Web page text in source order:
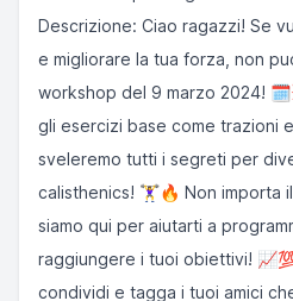
Descrizione: Ciao ragazzi! Se
e migliorare la tua forza, non
workshop del 9 marzo 2024!
gli esercizi base come trazioni
sveleremo tutti i segreti per
calisthenics! 🏋️‍♀️🔥 Non importa
siamo qui per aiutarti a
raggiungere i tuoi obiettivi!
condividi e tagga i tuoi amici